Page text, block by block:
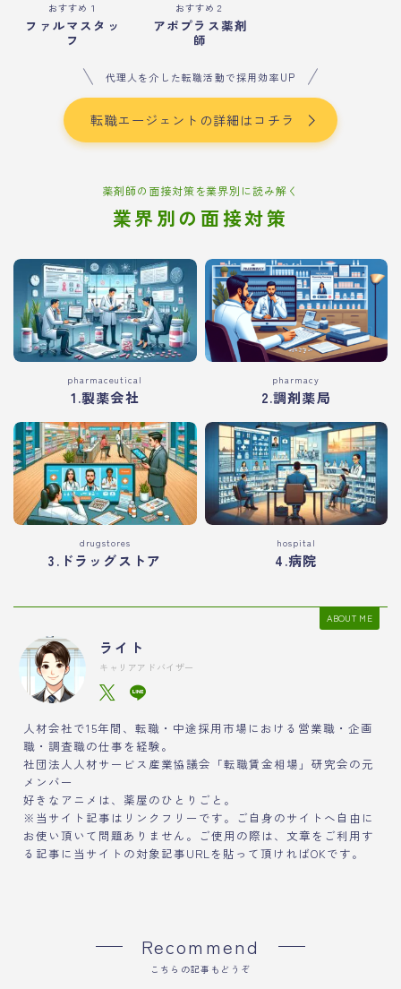
おすすめ１
ファルマスタッ
フ
おすすめ２
アポプラス薬剤
師
代理人を介した転職活動で採用効率UP
転職エージェントの詳細はコチラ
薬剤師の面接対策を業界別に読み解く
業界別の面接対策
pharmaceutical
1.製薬会社
pharmacy
2.調剤薬局
drugstores
3.ドラッグストア
hospital
4.病院
ABOUT ME
ライト
キャリアアドバイザー
人材会社で15年間、転職・中途採用市場における営業職・企画
職・調査職の仕事を経験。
社団法人人材サービス産業協議会「転職賃金相場」研究会の元
メンバー
好きなアニメは、薬屋のひとりごと。
※当サイト記事はリンクフリーです。ご自身のサイトへ自由に
お使い頂いて問題ありません。ご使用の際は、文章をご利用す
る記事に当サイトの対象記事URLを貼って頂ければOKです。
Recommend
こちらの記事もどうぞ